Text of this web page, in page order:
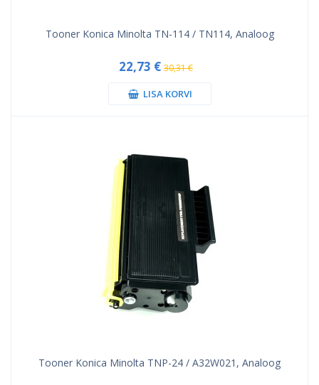
Tooner Konica Minolta TN-114 / TN114, Analoog
22,73 € 30,31 €
LISA KORVI
Tooner Konica Minolta TNP-24 / A32W021, Analoog